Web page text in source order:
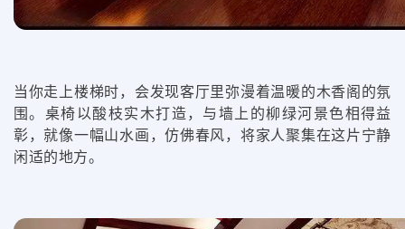
当你走上楼梯时，会发现客厅里弥漫着温暖的木香阁的氛
围。桌椅以酸枝实木打造，与墙上的柳绿河景色相得益
彰，就像一幅山水画，仿佛春风，将家人聚集在这片宁静
闲适的地方。